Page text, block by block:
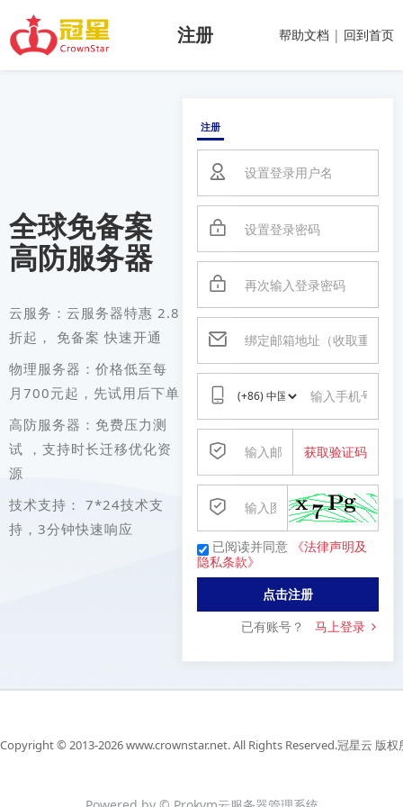
注册 帮助文档 | 回到首页
全球免备案
高防服务器
云服务：云服务器特惠 2.8
折起， 免备案 快速开通
物理服务器：价格低至每
月700元起，先试用后下单
高防服务器：免费压力测
试 ，支持时长迁移优化资
源
技术支持： 7*24技术支
持，3分钟快速响应
注册
获取验证码
已阅读并同意
《法律声明及
隐私条款》
点击注册
已有账号？
马上登录
Copyright © 2013-2026 www.crownstar.net. All Rights Reserved.冠星云 版权